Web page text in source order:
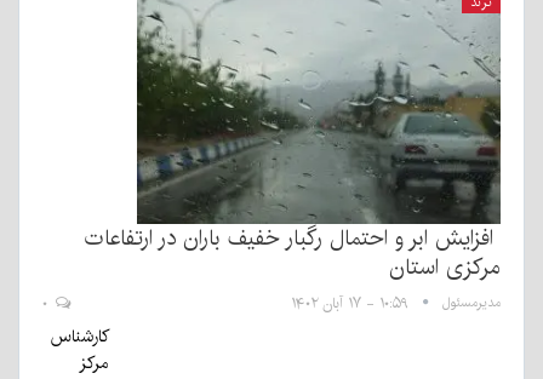
افزایش ابر و احتمال رگبار خفیف باران در ارتفاعات
مرکزی استان
مدیرمسئول ۱۰:۵۹ - ۱۷ آبان ۱۴۰۲
کارشناس
مرکز